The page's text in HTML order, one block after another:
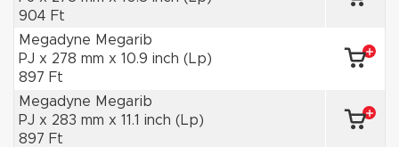
904 Ft
Megadyne Megarib
PJ x 278 mm x 10.9 inch (Lp)
897 Ft
Megadyne Megarib
PJ x 283 mm x 11.1 inch (Lp)
897 Ft